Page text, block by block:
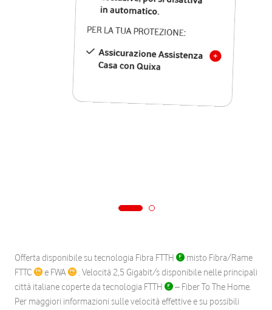
in automatico.
PER LA TUA PROTEZIONE:
Assicurazione Assistenza
Casa con Quixa
Offerta disponibile su tecnologia Fibra FTTH
misto Fibra/Rame
FTTC
e FWA
. Velocità 2,5 Gigabit/s disponibile nelle principali
città italiane coperte da tecnologia FTTH
– Fiber To The Home.
Per maggiori informazioni sulle velocità effettive e su possibili